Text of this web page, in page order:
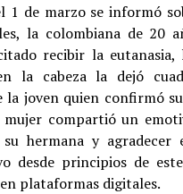
1 de marzo se informó
la colombiana de 20
recibir la eutanasia,
la cabeza la dejó
la joven quien confirmó
mujer compartió un
hermana y agradecer
desde principios de
plataformas digitales.